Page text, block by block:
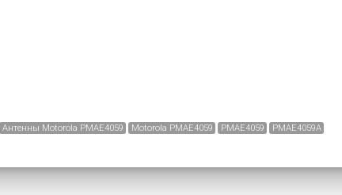
Антенны Motorola PMAE4059 Motorola PMAE4059 PMAE4059 PMAE4059A